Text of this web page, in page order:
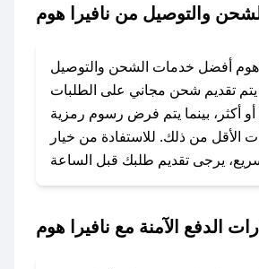
صحصح، يمكنك العثور بسهولة على
تويتر أو البريد الإلكتروني لإضافته
بسرعة.
### كيفية استخدام كود خصم نافيرا هوم؟
1. انسخ كود الخصم من تطبيق صحصح.
2. الصقه في خانة الدفع عند التسوق من نافيرا هوم.
### ماذا أفعل إذا لم يعمل كود الخصم؟
والتوصيل من نافيرا هوم
هوم أفضل خدمات الشحن والتوصيل
يتم تقديم شحن مجاني على الطلبات
أو أكثر، بينما يتم فرض رسوم رمزية
الأقل من ذلك. للاستفادة من خيار
الدفع الآمنة مع نافيرا هوم